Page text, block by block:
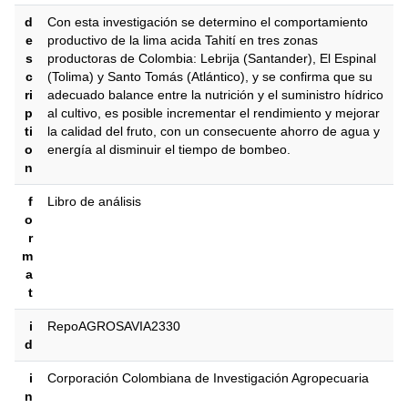
d
e
s
c
ri
p
ti
o
n
Con esta investigación se determino el comportamiento
productivo de la lima acida Tahití en tres zonas
productoras de Colombia: Lebrija (Santander), El Espinal
(Tolima) y Santo Tomás (Atlántico), y se confirma que su
adecuado balance entre la nutrición y el suministro hídrico
al cultivo, es posible incrementar el rendimiento y mejorar
la calidad del fruto, con un consecuente ahorro de agua y
energía al disminuir el tiempo de bombeo.
f
o
r
m
a
t
Libro de análisis
i
d
RepoAGROSAVIA2330
i
n
Corporación Colombiana de Investigación Agropecuaria